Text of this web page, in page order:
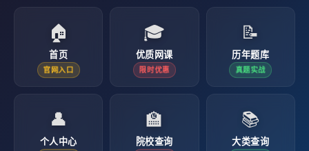
🏠
首页
官网入口
🎓
优质网课
限时优惠
📝
历年题库
真题实战
👤
个人中心
🏫
院校查询
📚
大类查询